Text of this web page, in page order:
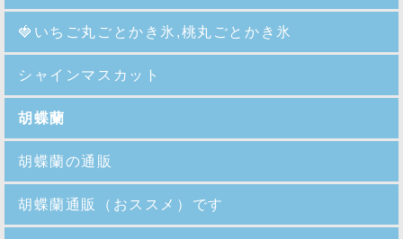
🍓 いちご丸ごとかき氷,桃丸ごとかき氷
シャインマスカット
胡蝶蘭
胡蝶蘭の通販
胡蝶蘭通販（おススメ）です